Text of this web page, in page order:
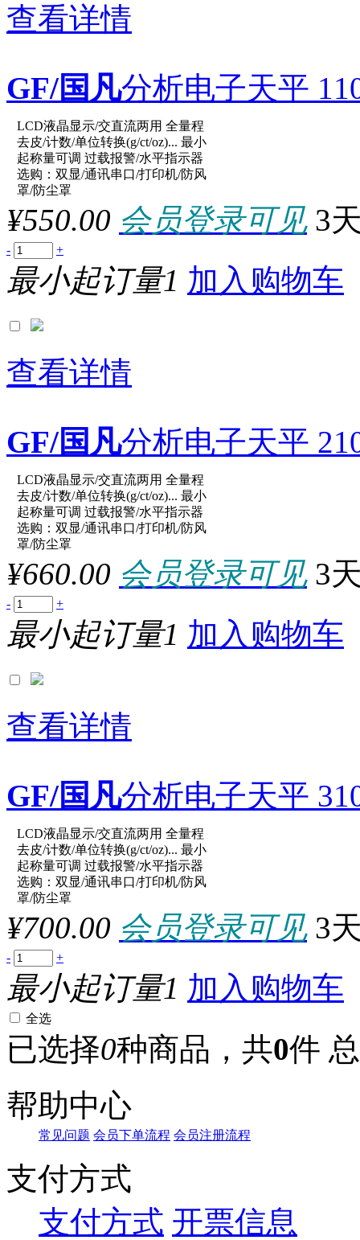
查看详情
GF/国凡分析电子天平
原厂型号：XY10002C
参数：
LCD液晶显示/交直流两用 全量程
去皮/计数/单位转换(g/ct/oz)... 最小
起称量可调 过载报警/水平指示器
选购：双显/通讯串口/打印机/防风
罩/防尘罩
¥550.00 会员登录可见 3
- +
最小起订量1 加入购物车
查看详情
GF/国凡分析电子天平
原厂型号：XY20002C
参数：
LCD液晶显示/交直流两用 全量程
去皮/计数/单位转换(g/ct/oz)... 最小
起称量可调 过载报警/水平指示器
选购：双显/通讯串口/打印机/防风
罩/防尘罩
¥660.00 会员登录可见 3
- +
最小起订量1 加入购物车
查看详情
GF/国凡分析电子天平
原厂型号：XY30002C
参数：
LCD液晶显示/交直流两用 全量程
去皮/计数/单位转换(g/ct/oz)... 最小
起称量可调 过载报警/水平指示器
选购：双显/通讯串口/打印机/防风
罩/防尘罩
¥700.00 会员登录可见 3
- +
最小起订量1 加入购物车
全选
已选择0种商品，共0件
帮助中心
常见问题 会员下单流程 会员注册流程
支付方式
支付方式 开票信息